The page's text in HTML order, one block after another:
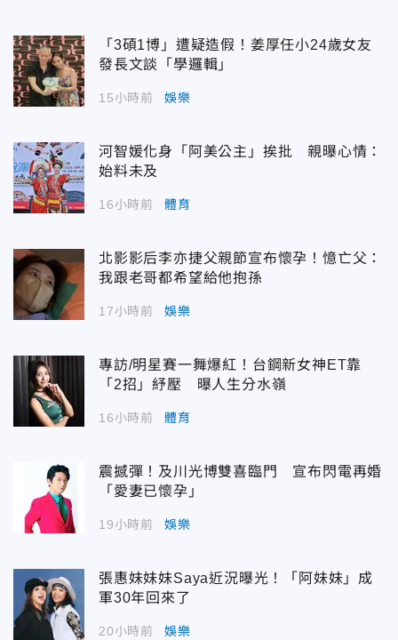
「3碩1博」遭疑造假！姜厚任小24歲女友
發長文談「學邏輯」
15小時前 娛樂
河智媛化身「阿美公主」挨批 親曝心情：
始料未及
16小時前 體育
北影影后李亦捷父親節宣布懷孕！憶亡父：
我跟老哥都希望給他抱孫
17小時前 娛樂
專訪/明星賽一舞爆紅！台鋼新女神ET靠
「2招」紓壓 曝人生分水嶺
16小時前 體育
震撼彈！及川光博雙喜臨門 宣布閃電再婚
「愛妻已懷孕」
19小時前 娛樂
張惠妹妹妹Saya近況曝光！「阿妹妹」成
軍30年回來了
20小時前 娛樂